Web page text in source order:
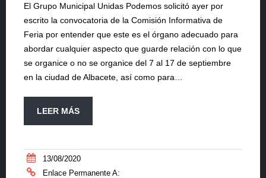
El Grupo Municipal Unidas Podemos solicitó ayer por
escrito la convocatoria de la Comisión Informativa de
Feria por entender que este es el órgano adecuado para
abordar cualquier aspecto que guarde relación con lo que
se organice o no se organice del 7 al 17 de septiembre
en la ciudad de Albacete, así como para…
LEER MÁS
13/08/2020
Enlace Permanente A: